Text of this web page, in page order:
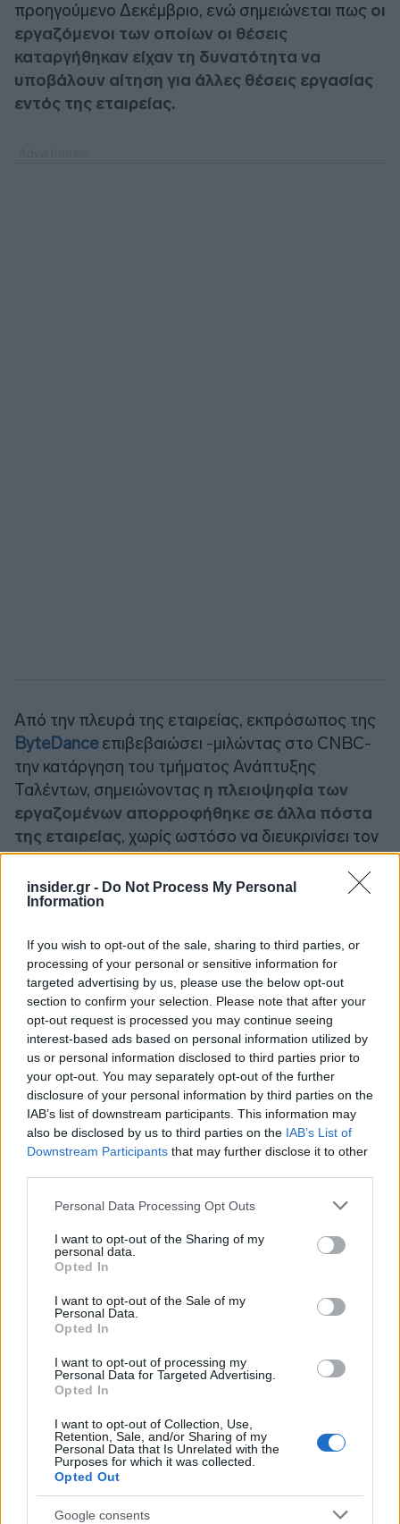
insider.gr - Do Not Process My Personal
Information
If you wish to opt-out of the sale, sharing to third parties, or
processing of your personal or sensitive information for
targeted advertising by us, please use the below opt-out
section to confirm your selection. Please note that after your
opt-out request is processed you may continue seeing
interest-based ads based on personal information utilized by
us or personal information disclosed to third parties prior to
your opt-out. You may separately opt-out of the further
disclosure of your personal information by third parties on the
IAB’s list of downstream participants. This information may
also be disclosed by us to third parties on the IAB’s List of
Downstream Participants that may further disclose it to other
Please note that this website/app uses one or more Google
not limited to your visit or usage behaviour. You may click to
grant or deny consent to Google and its third-party tags to
use your data for below specified purposes in below Google
consent section.
Personal Data Processing Opt Outs
I want to opt-out of the Sharing of my
personal data.
Opted In
I want to opt-out of the Sale of my
Personal Data.
Opted In
I want to opt-out of processing my
Personal Data for Targeted Advertising.
Opted In
I want to opt-out of Collection, Use,
Retention, Sale, and/or Sharing of my
Personal Data that Is Unrelated with the
Purposes for which it was collected.
Opted Out
Google consents
προηγούμενο Δεκέμβριο, ενώ σημειώνεται πως οι
εργαζόμενοι των οποίων οι θέσεις
καταργήθηκαν είχαν τη δυνατότητα να
υποβάλουν αίτηση για άλλες θέσεις εργασίας
εντός της εταιρείας.
Από την πλευρά της εταιρείας, εκπρόσωπος της
ByteDanceεπιβεβαιώσει -μιλώντας στο CNBC-
την κατάργηση του τμήματος Ανάπτυξης
Ταλέντων, σημειώνοντας η πλειοψηφία των
εργαζομένων απορροφήθηκε σε άλλα πόστα
της εταιρείας, χωρίς ωστόσο να διευκρινίσει τον
ακριβή αριθμό των εργαζομένων που
επηρεάστηκαν από τις παραπάνω αλλαγές.
μπόρεσαν να υποβάλουν αίτηση για διαφορετικές
θέσεις εργασίας εντός της εταιρείας και οι
περισσότεροι από τους εργαζόμενους που
επηρεάστηκαν βρήκαν νέους ρόλους μέσω
εσωτερικών μετακινήσεων και έχουν ήδη
ενσωματωθεί με επιτυχία στις νέες τους
ομάδες», ανέφερε χαρακτηριστικά ο
εκπρόσωπος της ByteDance.
πρώτοι όλες τιςειδήσειςαπό την Ελλάδα και τον κόσμο.